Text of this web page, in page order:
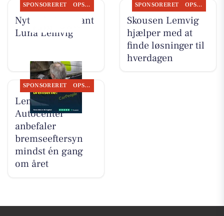
SPONSORERET OPSLAGSTAVLEN
Nyt fra Restaurant
Luna Lemvig
SPONSORERET OPSLAGSTAVLEN
Skousen Lemvig
hjælper med at
finde løsninger til
hverdagen
SPONSORERET OPSLAGSTAVLEN
Lemvig
Autocenter
anbefaler
bremseeftersyn
mindst én gang
om året